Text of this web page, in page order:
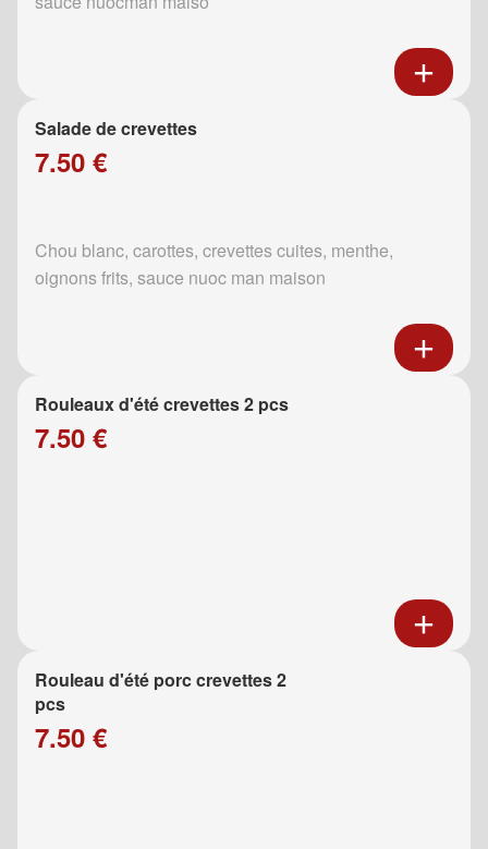
Salade de crevettes
7.50 €
Chou blanc, carottes, crevettes cuites, menthe,
oignons frits, sauce nuoc man maison
Rouleaux d'été crevettes 2 pcs
7.50 €
Rouleau d'été porc crevettes 2
pcs
7.50 €